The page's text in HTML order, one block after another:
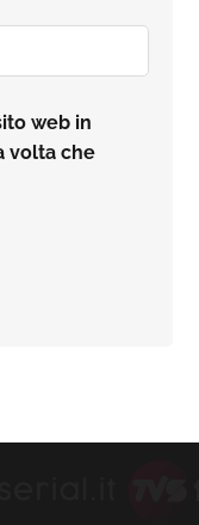
web in
volta che